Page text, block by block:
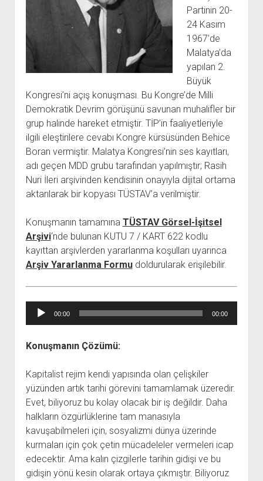
BARIŞ HAREKETLERİ ARŞİV FONU
DAVA DOSYALARI ARŞİV FONU
GÖRSEL-İŞİTSEL ARŞİV FONU
ARŞİVLERDEN YARARLANMA KOŞULLARI
SOL HAREKETLER KİTAPLIĞI
EMEK HAREKETİ KİTAPLIĞI
BARIŞ HAREKETİ KİTAPLIĞI
GENÇLİK HAREKETİ KİTAPLIĞI
ÖĞRETMEN HAREKETİ KİTAPLIĞI
ANTİKOMÜNİZM KİTAPLIĞI
AYDINLIK KÜLLİYATI KİTAPLIĞI
NÂZIM HİKMET KİTAPLIĞI
HİKMET KIVILCIMLI KİTAPLIĞI
KERİM SADİ KİTAPLIĞI
1940’LI YILLAR KİTAPLIĞI
YURTDIŞI KİTAPLIĞI
açılır
menüyü
aç
YURTDIŞI KİTAPLIĞI
ATTF KİTAPLIĞI
FİDEF KİTAPLIĞI
GDF KİTAPLIĞI
ÜYE BAŞVURU FORMU
ARŞİVLERDEN YARARLANMA FORMU
KİTAP ABONE FORMU
İLETİŞİM
menüyü
aç
İLETİŞİM BİLGİLERİ
BANKA HESAPLARIMIZ
ÇALIŞMA GÜNLERİMİZ
Partinin 20-
24 Kasım
1967’de
Malatya’da
yapılan 2.
Büyük
Kongresi’ni açış konuşması. Bu Kongre’de Milli
Demokratik Devrim görüşünü savunan muhalifler bir
grup halinde hareket etmiştir. TİP’in faaliyetleriyle
ilgili eleştirilere cevabı Kongre kürsüsünden Behice
Boran vermiştir. Malatya Kongresi’nin ses kayıtları,
adı geçen MDD grubu tarafından yapılmıştır; Rasih
Nuri İleri arşivinden kendisinin onayıyla dijital ortama
aktarılarak bir kopyası TÜSTAV’a verilmiştir.
Konuşmanın tamamına TÜSTAV Görsel-İşitsel
Arşivi‘nde bulunan KUTU 7 / KART 622 kodlu
kayıttan arşivlerden yararlanma koşulları uyarınca
Arşiv Yararlanma Formudoldurularak erişilebilir.
Ses
00:00 00:00
Konuşmanın Çözümü:
Kapitalist rejim kendi yapısında olan çelişkiler
yüzünden artık tarihi görevini tamamlamak üzeredir.
Evet, biliyoruz bu kolay olacak bir iş değildir. Daha
halkların özgürlüklerine tam manasıyla
kavuşabilmeleri için, sosyalizmi dünya üzerinde
kurmaları için çok çetin mücadeleler vermeleri icap
edecektir. Ama kalın çizgilerle tarihin gidişi ve bu
gidişin yönü kesin olarak ortaya çıkmıştır. Biliyoruz